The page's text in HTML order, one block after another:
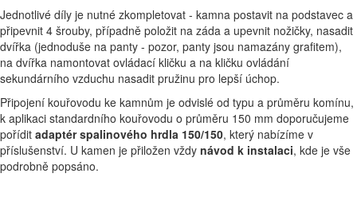
Jednotlivé díly je nutné zkompletovat - kamna postavit na podstavec a
připevnit 4 šrouby, případně položit na záda a upevnit nožičky, nasadit
dvířka (jednoduše na panty - pozor, panty jsou namazány grafitem),
na dvířka namontovat ovládací kličku a na kličku ovládání
sekundárního vzduchu nasadit pružinu pro lepší úchop.
Připojení kouřovodu ke kamnům je odvislé od typu a průměru komínu,
k aplikaci standardního kouřovodu o průměru 150 mm doporučujeme
pořídit adaptér spalinového hrdla 150/150, který nabízíme v
příslušenství. U kamen je přiložen vždy návod k instalaci, kde je vše
podrobně popsáno.